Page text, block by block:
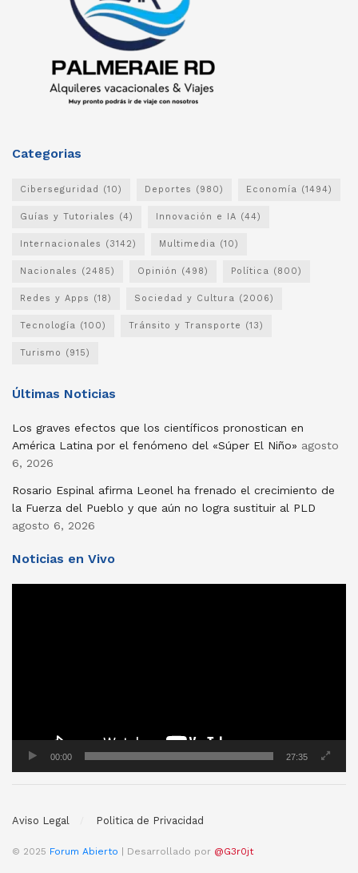
Categorias
Ciberseguridad (10) Deportes (980) Economía (1494)
Guías y Tutoriales (4) Innovación e IA (44)
Internacionales (3142) Multimedia (10)
Nacionales (2485) Opinión (498) Política (800)
Redes y Apps (18) Sociedad y Cultura (2006)
Tecnología (100) Tránsito y Transporte (13)
Turismo (915)
Últimas Noticias
Los graves efectos que los científicos pronostican en
América Latina por el fenómeno del «Súper El Niño» agosto
6, 2026
Rosario Espinal afirma Leonel ha frenado el crecimiento de
la Fuerza del Pueblo y que aún no logra sustituir al PLD
agosto 6, 2026
Noticias en Vivo
00:00 27:35
Aviso Legal Politica de Privacidad
© 2025 Forum Abierto | Desarrollado por @G3r0jt